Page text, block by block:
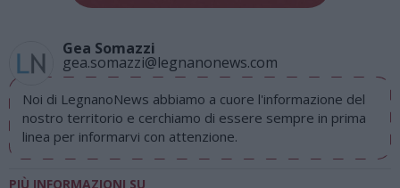
Gea Somazzi
gea.somazzi@legnanonews.com
Noi di LegnanoNews abbiamo a cuore l'informazione del
nostro territorio e cerchiamo di essere sempre in prima
linea per informarvi con attenzione.
PIÙ INFORMAZIONI SU